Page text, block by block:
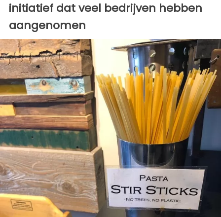
initiatief dat veel bedrijven hebben
aangenomen